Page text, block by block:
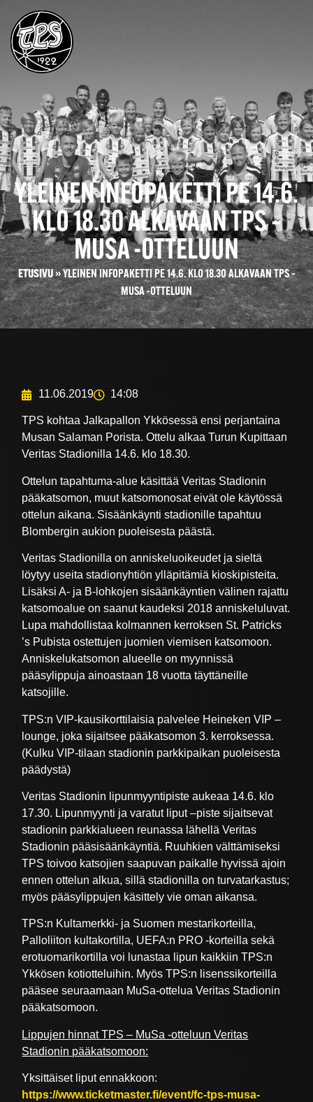
YLEINEN INFOPAKETTI PE 14.6.
KLO 18.30 ALKAVAAN TPS –
MUSA -OTTELUUN
ETUSIVU»YLEINEN INFOPAKETTI PE 14.6. KLO 18.30 ALKAVAAN TPS –
MUSA -OTTELUUN
11.06.2019 14:08
TPS kohtaa Jalkapallon Ykkösessä ensi perjantaina
Musan Salaman Porista. Ottelu alkaa Turun Kupittaan
Veritas Stadionilla 14.6. klo 18.30.
Ottelun tapahtuma-alue käsittää Veritas Stadionin
pääkatsomon, muut katsomonosat eivät ole käytössä
ottelun aikana. Sisäänkäynti stadionille tapahtuu
Blombergin aukion puoleisesta päästä.
Veritas Stadionilla on anniskeluoikeudet ja sieltä
löytyy useita stadionyhtiön ylläpitämiä kioskipisteita.
Lisäksi A- ja B-lohkojen sisäänkäyntien välinen rajattu
katsomoalue on saanut kaudeksi 2018 anniskeluluvat.
Lupa mahdollistaa kolmannen kerroksen St. Patricks
’s Pubista ostettujen juomien viemisen katsomoon.
Anniskelukatsomon alueelle on myynnissä
pääsylippuja ainoastaan 18 vuotta täyttäneille
katsojille.
TPS:n VIP-kausikorttilaisia palvelee Heineken VIP –
lounge, joka sijaitsee pääkatsomon 3. kerroksessa.
(Kulku VIP-tilaan stadionin parkkipaikan puoleisesta
päädystä)
Veritas Stadionin lipunmyyntipiste aukeaa 14.6. klo
17.30. Lipunmyynti ja varatut liput –piste sijaitsevat
stadionin parkkialueen reunassa lähellä Veritas
Stadionin pääsisäänkäyntiä. Ruuhkien välttämiseksi
TPS toivoo katsojien saapuvan paikalle hyvissä ajoin
ennen ottelun alkua, sillä stadionilla on turvatarkastus;
myös pääsylippujen käsittely vie oman aikansa.
TPS:n Kultamerkki- ja Suomen mestarikorteilla,
Palloliiton kultakortilla, UEFA:n PRO -korteilla sekä
erotuomarikortilla voi lunastaa lipun kaikkiin TPS:n
Ykkösen kotiotteluihin. Myös TPS:n lisenssikorteilla
pääsee seuraamaan MuSa-ottelua Veritas Stadionin
pääkatsomoon.
Lippujen hinnat TPS – MuSa -otteluun Veritas
Stadionin pääkatsomoon:
Yksittäiset liput ennakkoon:
https://www.ticketmaster.fi/event/fc-tps-musa-